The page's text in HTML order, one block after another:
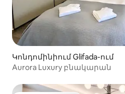
Կոնդոմինիում Glifada-ում
Aurora Luxury բնակարան